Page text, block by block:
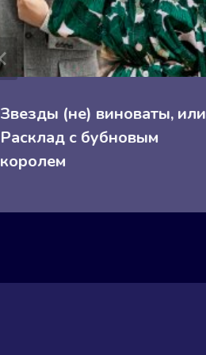
Звезды (не) виноваты, или
Расклад с бубновым
королем